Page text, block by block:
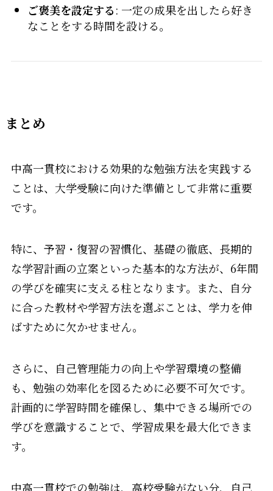
ご褒美を設定する: 一定の成果を出したら好き
なことをする時間を設ける。
まとめ
中高一貫校における効果的な勉強方法を実践する
ことは、大学受験に向けた準備として非常に重要
です。
特に、予習・復習の習慣化、基礎の徹底、長期的
な学習計画の立案といった基本的な方法が、6年間
の学びを確実に支える柱となります。また、自分
に合った教材や学習方法を選ぶことは、学力を伸
ばすために欠かせません。
さらに、自己管理能力の向上や学習環境の整備
も、勉強の効率化を図るために必要不可欠です。
計画的に学習時間を確保し、集中できる場所での
学びを意識することで、学習成果を最大化できま
す。
中高一貫校での勉強は、高校受験がない分、自己